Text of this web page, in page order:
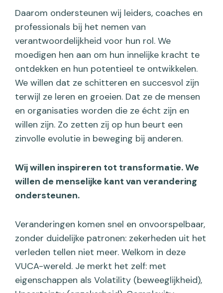
Daarom ondersteunen wij leiders, coaches en
professionals bij het nemen van
verantwoordelijkheid voor hun rol. We
moedigen hen aan om hun innelijke kracht te
ontdekken en hun potentieel te ontwikkelen.
We willen dat ze schitteren en succesvol zijn
terwijl ze leren en groeien. Dat ze de mensen
en organisaties worden die ze écht zijn en
willen zijn. Zo zetten zij op hun beurt een
zinvolle evolutie in beweging bij anderen.
Wij willen inspireren tot transformatie.We
willen de menselijke kant van verandering
ondersteunen.
Veranderingen komen snel en onvoorspelbaar,
zonder duidelijke patronen: zekerheden uit het
verleden tellen niet meer. Welkom in deze
VUCA-wereld. Je merkt het zelf: met
eigenschappen als Volatility (beweeglijkheid),